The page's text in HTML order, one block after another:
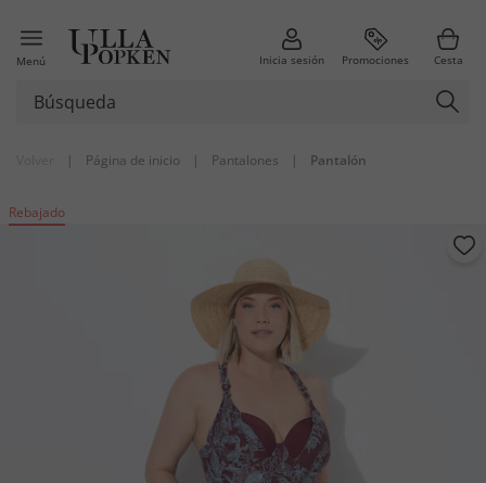
Menú Inicia sesión Promociones Cesta
| Página de inicio | Pantalones | Pantalón
Rebajado